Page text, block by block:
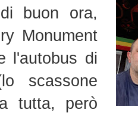
buon ora,
Monument
l'autobus di
scassone
tutta, però